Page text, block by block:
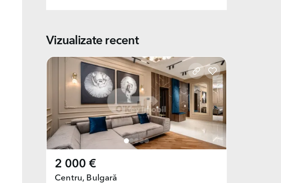
Vizualizate recent
2 000 €
Centru, Bulgară